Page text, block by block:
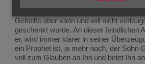
schließlich hinaus. Sie halten Jesus für
Geheilte aber kann und will nicht
geschenkt wurde. An dieser feindlichen
er, wird immer klarer in seiner
ein Prophet ist, ja mehr noch, der Sohn
voll zum Glauben an Ihn und betet Ihn